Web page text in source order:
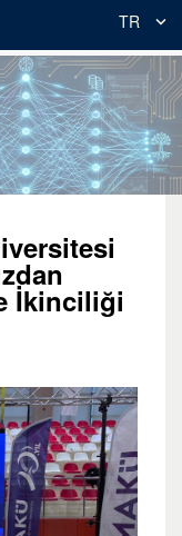
TR
İkinciliği